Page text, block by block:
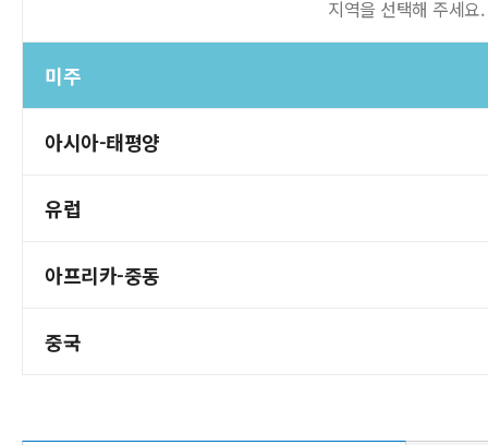
지역을 선택해 주세요.
미주
아시아-태평양
유럽
아프리카-중동
중국